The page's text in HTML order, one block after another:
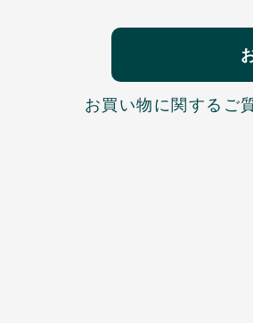
お買い物に関するご